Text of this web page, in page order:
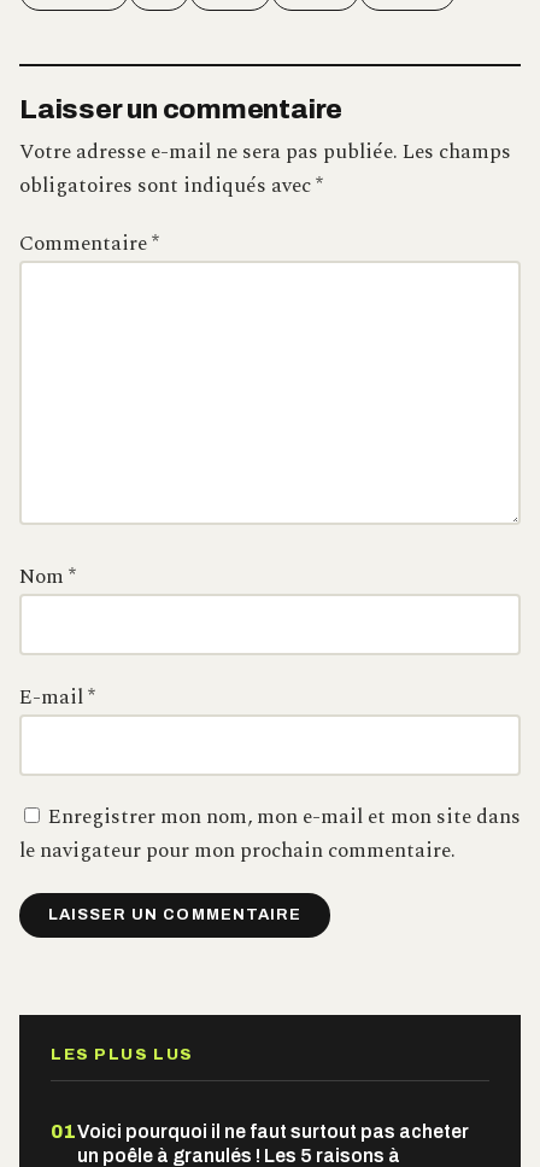
Laisser un commentaire
Votre adresse e-mail ne sera pas publiée.Les champs
obligatoires sont indiqués avec*
Commentaire*
Nom*
E-mail*
Enregistrer mon nom, mon e-mail et mon site dans
le navigateur pour mon prochain commentaire.
LES PLUS LUS
01Voici pourquoi il ne faut surtout pas acheter
un poêle à granulés ! Les 5 raisons à